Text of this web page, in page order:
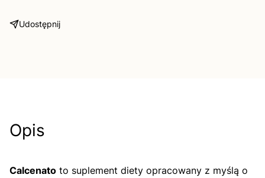
Udostępnij
Opis
Calcenato to suplement diety opracowany z myślą o